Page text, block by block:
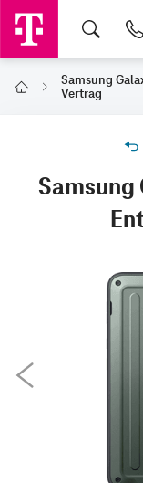
Home
Samsung
Vertrag
Samsung